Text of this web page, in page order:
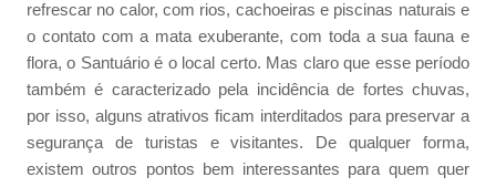
refrescar no calor, com rios, cachoeiras e piscinas naturais e
o contato com a mata exuberante, com toda a sua fauna e
flora, o Santuário é o local certo. Mas claro que esse período
também é caracterizado pela incidência de fortes chuvas,
por isso, alguns atrativos ficam interditados para preservar a
segurança de turistas e visitantes. De qualquer forma,
existem outros pontos bem interessantes para quem quer